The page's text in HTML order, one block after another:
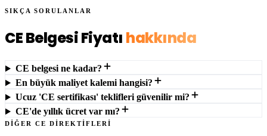
SIKÇA SORULANLAR
CE Belgesi Fiyatı hakkında
CE belgesi ne kadar?
En büyük maliyet kalemi hangisi?
Ucuz 'CE sertifikası' teklifleri güvenilir mi?
CE'de yıllık ücret var mı?
DİĞER CE DİREKTİFLERİ